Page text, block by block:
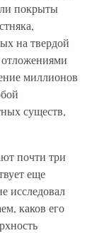
покрыты
на твердой
миллионов
существ,
почти три
еще
исследовал
каков его